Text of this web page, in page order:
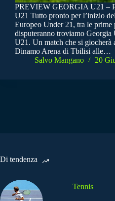
PREVIEW GEORGIA U21 –
U21 Tutto pronto per l’inizio
Europeo Under 21, tra le prime
disputeranno troviamo Georgia
U21. Un match che si giocherà
Dinamo Arena di Tbilisi alle…
Salvo Mangano
20
Di tendenza
Tennis